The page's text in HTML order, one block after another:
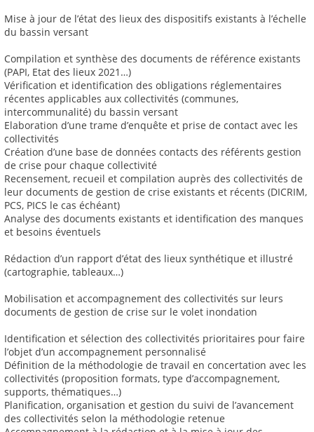
Mise à jour de l’état des lieux des dispositifs existants à l’échelle
du bassin versant
Compilation et synthèse des documents de référence existants
(PAPI, Etat des lieux 2021…)
Vérification et identification des obligations réglementaires
récentes applicables aux collectivités (communes,
intercommunalité) du bassin versant
Elaboration d’une trame d’enquête et prise de contact avec les
collectivités
Création d’une base de données contacts des référents gestion
de crise pour chaque collectivité
Recensement, recueil et compilation auprès des collectivités de
leur documents de gestion de crise existants et récents (DICRIM,
PCS, PICS le cas échéant)
Analyse des documents existants et identification des manques
et besoins éventuels
Rédaction d’un rapport d’état des lieux synthétique et illustré
(cartographie, tableaux…)
Mobilisation et accompagnement des collectivités sur leurs
documents de gestion de crise sur le volet inondation
Identification et sélection des collectivités prioritaires pour faire
l’objet d’un accompagnement personnalisé
Définition de la méthodologie de travail en concertation avec les
collectivités (proposition formats, type d’accompagnement,
supports, thématiques…)
Planification, organisation et gestion du suivi de l’avancement
des collectivités selon la méthodologie retenue